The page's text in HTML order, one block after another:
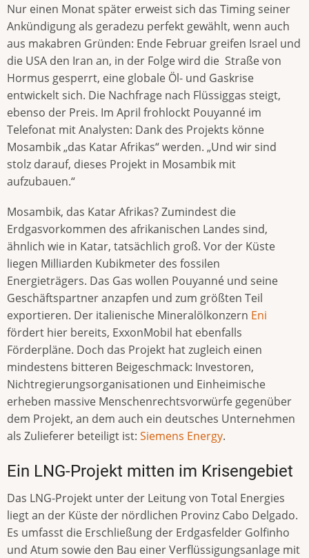
Nur einen Monat später erweist sich das Timing seiner
Ankündigung als geradezu perfekt gewählt, wenn auch
aus makabren Gründen: Ende Februar greifen Israel und
die USA den Iran an, in der Folge wird die Straße von
Hormus gesperrt, eine globale Öl- und Gaskrise
entwickelt sich. Die Nachfrage nach Flüssiggas steigt,
ebenso der Preis. Im April frohlockt Pouyanné im
Telefonat mit Analysten: Dank des Projekts könne
Mosambik „das Katar Afrikas“ werden. „Und wir sind
stolz darauf, dieses Projekt in Mosambik mit
aufzubauen.“
Mosambik, das Katar Afrikas? Zumindest die
Erdgasvorkommen des afrikanischen Landes sind,
ähnlich wie in Katar, tatsächlich groß. Vor der Küste
liegen Milliarden Kubikmeter des fossilen
Energieträgers. Das Gas wollen Pouyanné und seine
Geschäftspartner anzapfen und zum größten Teil
exportieren. Der italienische Mineralölkonzern Eni
fördert hier bereits, ExxonMobil hat ebenfalls
Förderpläne. Doch das Projekt hat zugleich einen
mindestens bitteren Beigeschmack: Investoren,
Nichtregierungsorganisationen und Einheimische
erheben massive Menschenrechtsvorwürfe gegenüber
dem Projekt, an dem auch ein deutsches Unternehmen
als Zulieferer beteiligt ist: Siemens Energy.
Ein LNG-Projekt mitten im Krisengebiet
Das LNG-Projekt unter der Leitung von Total Energies
liegt an der Küste der nördlichen Provinz Cabo Delgado.
Es umfasst die Erschließung der Erdgasfelder Golfinho
und Atum sowie den Bau einer Verflüssigungsanlage mit